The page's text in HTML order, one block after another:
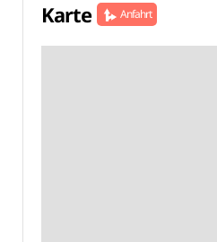
Karte Anfahrt